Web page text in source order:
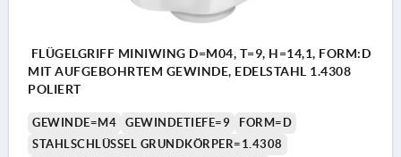
FLÜGELGRIFF MINIWING D=M04, T=9, H=14,1, FORM:D
MIT AUFGEBOHRTEM GEWINDE, EDELSTAHL 1.4308
POLIERT
GEWINDE=M4 GEWINDETIEFE=9
FORM=D
STAHLSCHLÜSSEL GRUNDKÖRPER=1.4308